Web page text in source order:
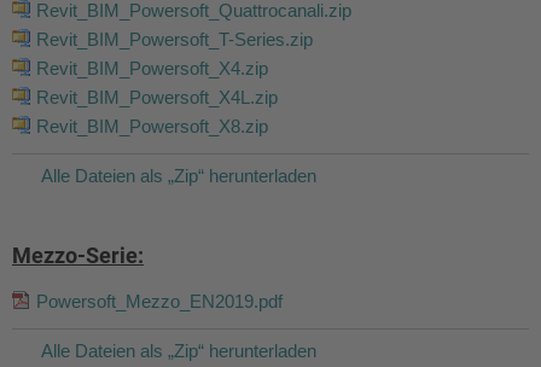
Revit_BIM_Powersoft_Quattrocanali.zip
Revit_BIM_Powersoft_T-Series.zip
Revit_BIM_Powersoft_X4.zip
Revit_BIM_Powersoft_X4L.zip
Revit_BIM_Powersoft_X8.zip
Alle Dateien als „Zip“ herunterladen
Mezzo-Serie:
Powersoft_Mezzo_EN2019.pdf
Alle Dateien als „Zip“ herunterladen